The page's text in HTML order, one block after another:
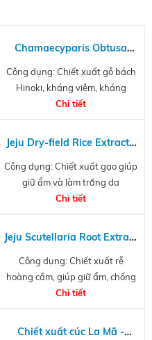
Chamaecyparis Obtusa
Water HCP
Công dụng: Chiết xuất gỗ bách
Hinoki, kháng viêm, kháng
khuẩn, kháng nấm, diệt côn
Chi tiết
Jeju Dry-field Rice Extract -
Chiết xuất gạo Jeju
Công dụng: Chiết xuất gạo giúp
giữ ẩm và làm trắng da
Chi tiết
Jeju Scutellaria Root Extract
- Chiết xuất rễ hoàng cầm
Công dụng: Chiết xuất rễ
hoàng cầm, giúp giữ ẩm, chống
nắng tự nhiên, chống ánh sáng
Chi tiết
Chiết xuất cúc La Mã -